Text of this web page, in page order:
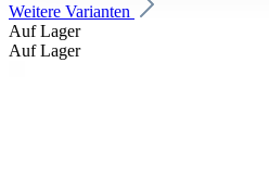
Weitere Varianten
Auf Lager
Auf Lager